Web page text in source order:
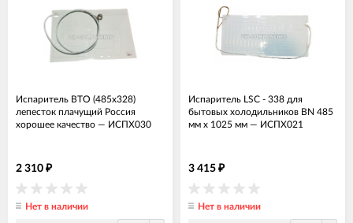
Испаритель ВТО (485х328)
лепесток плачущий Россия
хорошее качество — ИСПХ030
2 310 ₽
Нет в наличии
Испаритель LSC - 338 для
бытовых холодильников BN 485
мм х 1025 мм — ИСПХ021
3 415 ₽
Нет в наличии